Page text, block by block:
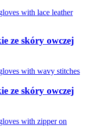
ze skóry owczej
ze skóry owczej